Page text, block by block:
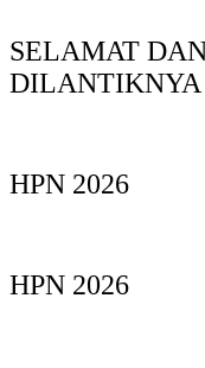
SELAMAT
DILANTIKNYA
HPN 2026
HPN 2026